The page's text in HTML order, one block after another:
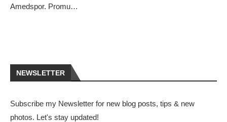
Amedspor. Promu…
NEWSLETTER
Subscribe my Newsletter for new blog posts, tips & new
photos. Let's stay updated!